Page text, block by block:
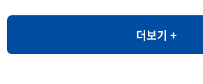
더보기 +